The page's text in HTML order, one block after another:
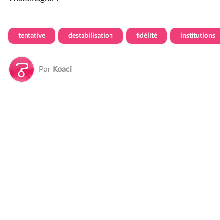
tentative destabilisation fidélité institutions
Par Koaci